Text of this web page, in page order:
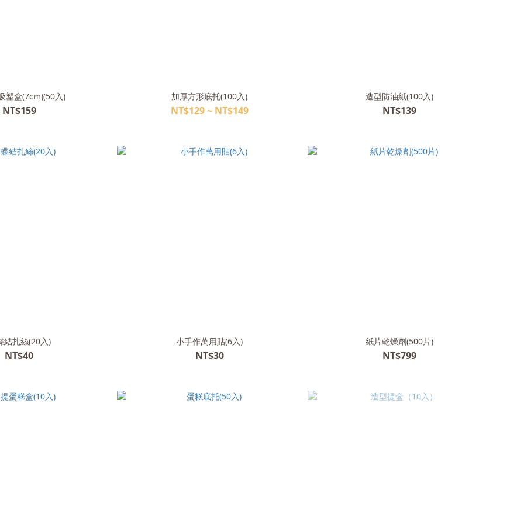
塑盒(7cm)(50入)
NT$159
加厚方形底托(100入)
NT$129 ~ NT$149
造型防油紙(100入)
NT$139
結扎絲(20入)
NT$40
小手作萬用貼(6入)
NT$30
紙片乾燥劑(500片)
NT$799